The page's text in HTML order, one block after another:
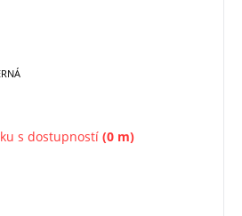
s dostupností (0 m)